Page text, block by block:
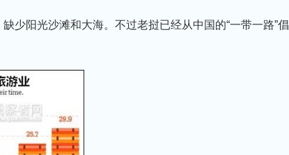
阳光沙滩和大海。不过老挝已经从中国的“一带一路”倡